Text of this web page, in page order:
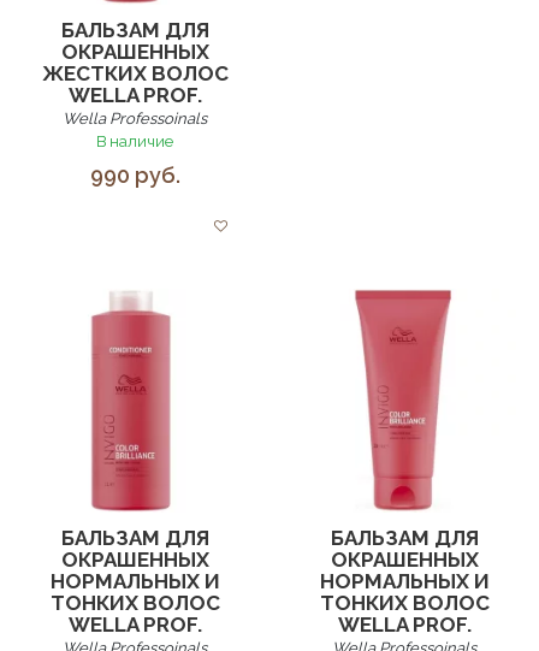
БАЛЬЗАМ ДЛЯ
ОКРАШЕННЫХ
ЖЕСТКИХ ВОЛОС
WELLA PROF.
Wella Professoinals
В наличие
990 руб.
БАЛЬЗАМ ДЛЯ
ОКРАШЕННЫХ
НОРМАЛЬНЫХ И
ТОНКИХ ВОЛОС
WELLA PROF.
БАЛЬЗАМ ДЛЯ
ОКРАШЕННЫХ
НОРМАЛЬНЫХ И
ТОНКИХ ВОЛОС
WELLA PROF.